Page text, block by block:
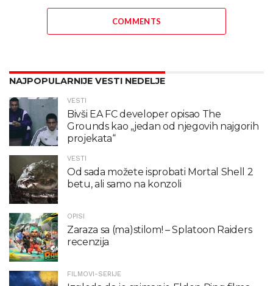
COMMENTS
NAJPOPULARNIJE VESTI NEDELJE
VESTI
Bivši EA FC developer opisao The
Grounds kao „jedan od njegovih najgorih
projekata“
VESTI
Od sada možete isprobati Mortal Shell 2
betu, ali samo na konzoli
OPISI
Zaraza sa (ma)stilom! – Splatoon Raiders
recenzija
FILMOVI-SERIJE